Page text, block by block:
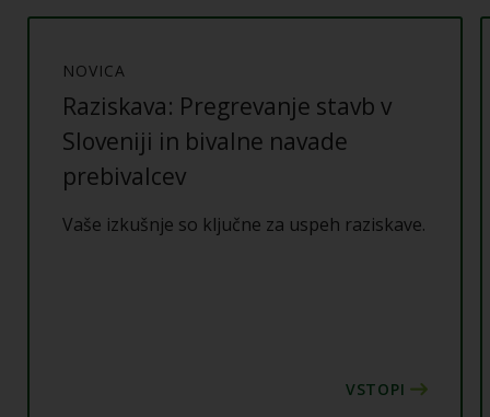
NOVICA
Raziskava: Pregrevanje stavb v
Sloveniji in bivalne navade
prebivalcev
Vaše izkušnje so ključne za uspeh raziskave.